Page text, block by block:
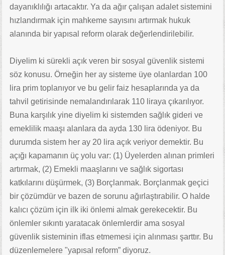
dayanıklılığı artacaktır. Ya da ağır çalışan adalet sistemini
hızlandırmak için mahkeme sayısını artırmak hukuk
alanında bir yapısal reform olarak değerlendirilebilir.
Diyelim ki sürekli açık veren bir sosyal güvenlik sistemi
söz konusu. Örneğin her ay sisteme üye olanlardan 100
lira prim toplanıyor ve bu gelir faiz hesaplarında ya da
tahvil getirisinde nemalandırılarak 110 liraya çıkarılıyor.
Buna karşılık yine diyelim ki sistemden sağlık gideri ve
emeklilik maaşı alanlara da ayda 130 lira ödeniyor. Bu
durumda sistem her ay 20 lira açık veriyor demektir. Bu
açığı kapamanın üç yolu var: (1) Üyelerden alınan primleri
artırmak, (2) Emekli maaşlarını ve sağlık sigortası
katkılarını düşürmek, (3) Borçlanmak. Borçlanmak geçici
bir çözümdür ve bazen de sorunu ağırlaştırabilir. O halde
kalıcı çözüm için ilk iki önlemi almak gerekecektir. Bu
önlemler sıkıntı yaratacak önlemlerdir ama sosyal
güvenlik sisteminin iflas etmemesi için alınması şarttır. Bu
düzenlemelere "yapısal reform” diyoruz.